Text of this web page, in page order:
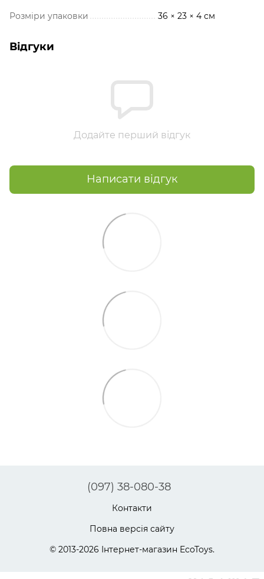
Розміри упаковки 36 × 23 × 4 см
Відгуки
Додайте перший відгук
Написати відгук
(097) 38-080-38
Контакти
Повна версія сайту
© 2013-2026 Інтернет-магазин EcoToys.